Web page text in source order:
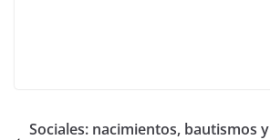
Sociales: nacimientos, bautismos y